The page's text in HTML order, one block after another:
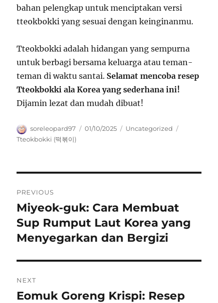
bahan pelengkap untuk menciptakan versi
tteokbokki yang sesuai dengan keinginanmu.
Tteokbokki adalah hidangan yang sempurna
untuk berbagi bersama keluarga atau teman-
teman di waktu santai. Selamat mencoba resep
Tteokbokki ala Korea yang sederhana ini!
Dijamin lezat dan mudah dibuat!
Author
soreleopard97
Posted
01/10/2025 Categories
Uncategorized
Tteokbokki (떡볶이)
pos
PREVIOUS
Previous
post:
Miyeok-guk: Cara Membuat
Sup Rumput Laut Korea yang
Menyegarkan dan Bergizi
NEXT
Next
Eomuk Goreng Krispi: Resep